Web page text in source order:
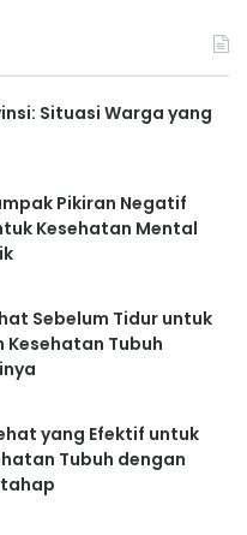
Situasi Warga yang
Pikiran Negatif
Kesehatan Mental
Sebelum Tidur untuk
Tubuh
yang Efektif untuk
Tubuh dengan